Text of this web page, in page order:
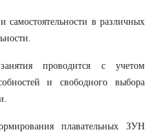
в различных
проводится с учетом
и свободного выбора
плавательных ЗУН